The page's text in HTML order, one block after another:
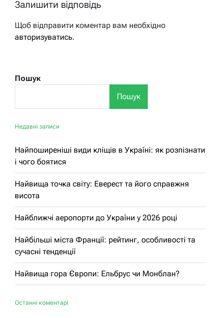
Залишити відповідь
Щоб відправити коментар вам необхідно
авторизуватись.
Пошук
Пошук
Недавні записи
Найпоширеніші види кліщів в Україні: як розпізнати
і чого боятися
Найвища точка світу: Еверест та його справжня
висота
Найближчі аеропорти до України у 2026 році
Найбільші міста Франції: рейтинг, особливості та
сучасні тенденції
Найвища гора Європи: Ельбрус чи Монблан?
Останні коментарі